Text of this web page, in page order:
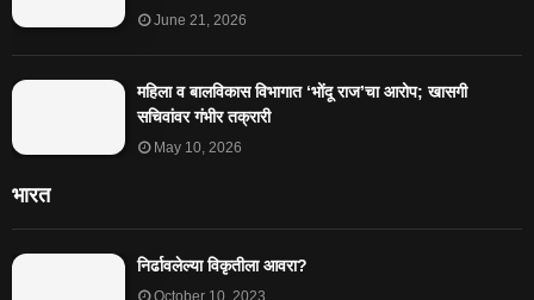
June 21, 2026
महिला व बालविकास विभागात ‘भोंदू राज’चा आरोप; खासगी
सचिवांवर गंभीर तक्रारी
May 10, 2026
भारत
निर्ढावलेल्या विकृतीला आवरा?
October 10, 2023